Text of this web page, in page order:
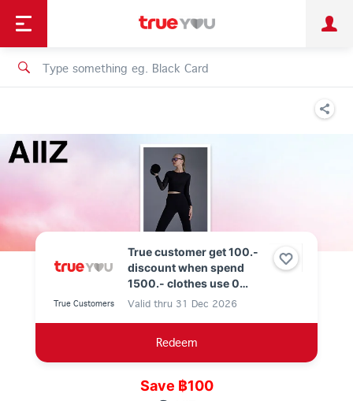
Personal Business
Shopping
เทรนด์เทคโนโลยี
True customer get 100.-
discount when spend
1500.- clothes use 0
TruePoint
True Customers Valid thru 31 Dec 2026
Redeem
Save ฿100